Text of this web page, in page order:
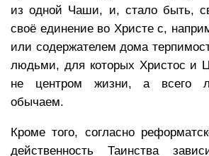
из одной Чаши, и, стало быть,
своё единение во Христе с,
или содержателем дома
людьми, для которых Христос и
не центром жизни, а всего
обычаем.
Кроме того, согласно
действенность Таинства